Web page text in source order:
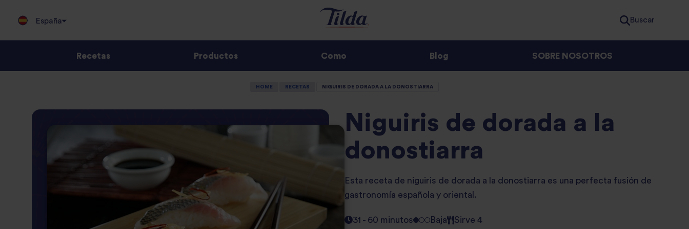
España Buscar
Recetas Productos Como Blog SOBRE NOSOTROS
HOME RECETAS NIGUIRIS DE DORADA A LA DONOSTIARRA
Niguiris de dorada a la
donostiarra
Esta receta de niguiris de dorada a la donostiarra es una perfecta fusión de
gastronomía española y oriental.
31 - 60 minutos Baja Sirve 4